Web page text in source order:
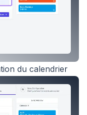
du calendrier